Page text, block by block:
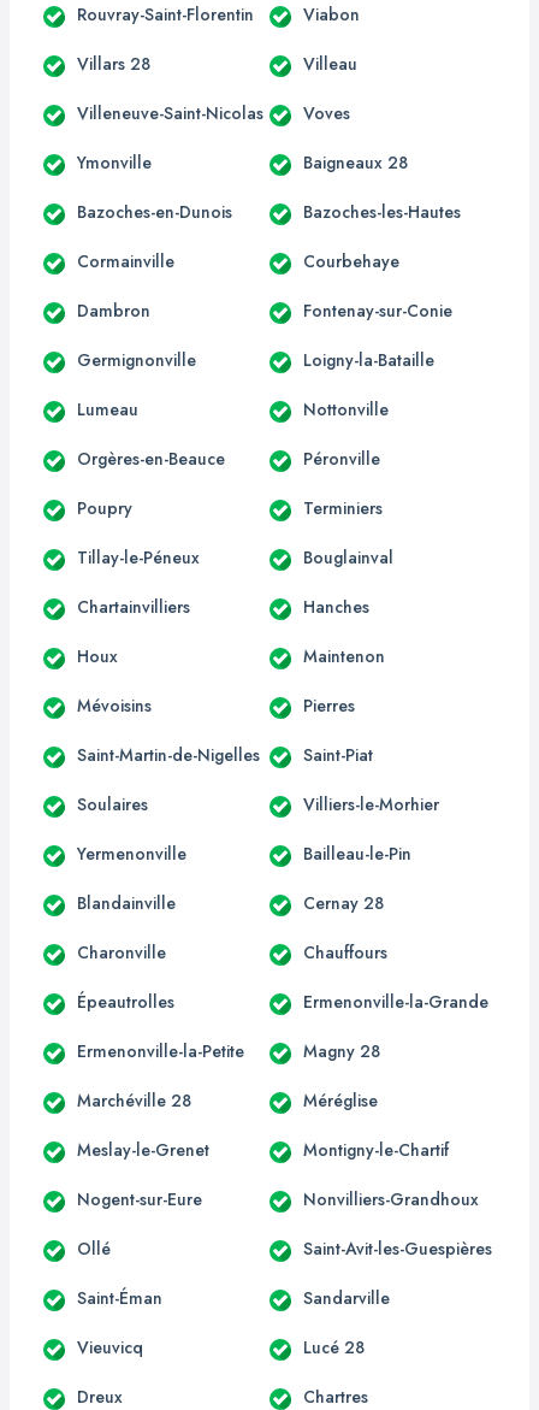
Rouvray-Saint-Florentin Viabon
Villars 28 Villeau
Villeneuve-Saint-Nicolas Voves
Ymonville Baigneaux 28
Bazoches-en-Dunois Bazoches-les-Hautes
Cormainville Courbehaye
Dambron Fontenay-sur-Conie
Germignonville Loigny-la-Bataille
Lumeau Nottonville
Orgères-en-Beauce Péronville
Poupry Terminiers
Tillay-le-Péneux Bouglainval
Chartainvilliers Hanches
Houx Maintenon
Mévoisins Pierres
Saint-Martin-de-Nigelles Saint-Piat
Soulaires Villiers-le-Morhier
Yermenonville Bailleau-le-Pin
Blandainville Cernay 28
Charonville Chauffours
Épeautrolles Ermenonville-la-Grande
Ermenonville-la-Petite Magny 28
Marchéville 28 Méréglise
Meslay-le-Grenet Montigny-le-Chartif
Nogent-sur-Eure Nonvilliers-Grandhoux
Ollé Saint-Avit-les-Guespières
Saint-Éman Sandarville
Vieuvicq Lucé 28
Dreux Chartres